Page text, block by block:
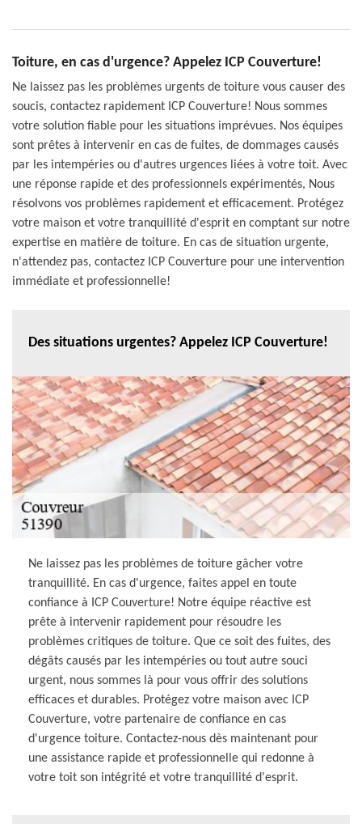
Toiture, en cas d'urgence? Appelez ICP Couverture!
Ne laissez pas les problèmes urgents de toiture vous causer des
soucis, contactez rapidement ICP Couverture! Nous sommes
votre solution fiable pour les situations imprévues. Nos équipes
sont prêtes à intervenir en cas de fuites, de dommages causés
par les intempéries ou d'autres urgences liées à votre toit. Avec
une réponse rapide et des professionnels expérimentés, Nous
résolvons vos problèmes rapidement et efficacement. Protégez
votre maison et votre tranquillité d'esprit en comptant sur notre
expertise en matière de toiture. En cas de situation urgente,
n'attendez pas, contactez ICP Couverture pour une intervention
immédiate et professionnelle!
Des situations urgentes? Appelez ICP Couverture!
Ne laissez pas les problèmes de toiture gâcher votre
tranquillité. En cas d'urgence, faites appel en toute
confiance à ICP Couverture! Notre équipe réactive est
prête à intervenir rapidement pour résoudre les
problèmes critiques de toiture. Que ce soit des fuites, des
dégâts causés par les intempéries ou tout autre souci
urgent, nous sommes là pour vous offrir des solutions
efficaces et durables. Protégez votre maison avec ICP
Couverture, votre partenaire de confiance en cas
d'urgence toiture. Contactez-nous dès maintenant pour
une assistance rapide et professionnelle qui redonne à
votre toit son intégrité et votre tranquillité d'esprit.